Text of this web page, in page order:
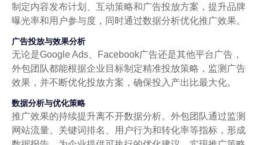
制定内容发布计划、互动策略和广告投放方案，提升品牌
曝光率和用户参与度，同时通过数据分析优化推广效果。
广告投放与效果分析
无论是Google Ads、Facebook广告还是其他平台广告，
外包团队都能根据企业目标制定精准投放策略，监测广告
效果，并不断优化投放方案，确保投入产出比最大化。
数据分析与优化策略
推广效果的持续提升离不开数据分析。外包团队通过监测
网站流量、关键词排名、用户行为和转化率等指标，形成